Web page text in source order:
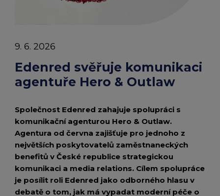
Edenred
Edenred Card FKSP
TANKARTA Benefit od Edenred
Informace k migraci na Edenred Card
Stravenkový portál
Qerko
Edenred Čistý
Edenred Service
Edenred svěřuje komunikaci
agentuře Hero & Outlaw
9. 6. 2026
Společnost Edenred zahajuje spolupráci s
komunikační agenturou Hero & Outlaw.
Agentura od června zajišťuje pro jednoho z
největších poskytovatelů zaměstnaneckých
benefitů v České republice strategickou
komunikaci a media relations. Cílem spolupráce
je posílit roli Edenred jako odborného hlasu v
debatě o tom, jak má vypadat moderní péče o